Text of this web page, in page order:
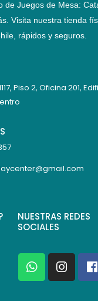
de Juegos de Mesa:
Visita nuestra tienda
rápidos y seguros
Piso 2, Oficina 201,
NUESTRAS REDES
SOCIALES
W
h
a
I
n
s
F
a
c